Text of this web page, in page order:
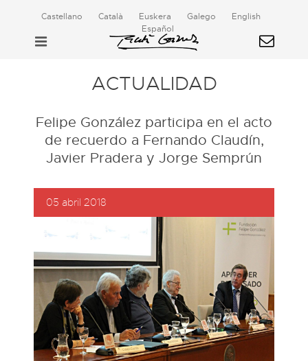
Castellano Català Euskera Galego
English
Español
ACTUALIDAD
Felipe González participa en el acto
de recuerdo a Fernando Claudín,
Javier Pradera y Jorge Semprún
05 abril 2018